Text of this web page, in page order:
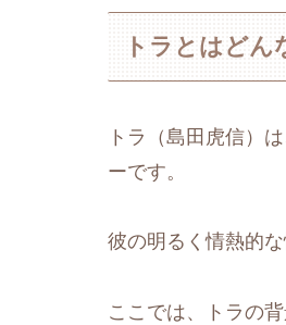
トラとはどん
トラ（島田虎信）
ーです。
彼の明るく情熱的
ここでは、トラの